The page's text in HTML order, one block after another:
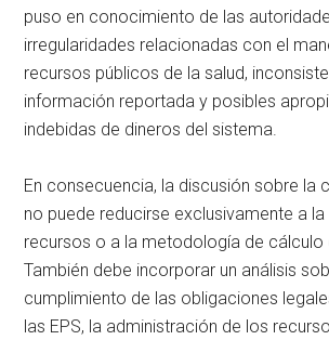
puso en conocimiento de las
irregularidades relacionadas con el
recursos públicos de la salud,
información reportada y posibles
indebidas de dineros del sistema.
En consecuencia, la discusión sobre la
no puede reducirse exclusivamente a
recursos o a la metodología de cálculo
También debe incorporar un análisis
cumplimiento de las obligaciones
las EPS, la administración de los